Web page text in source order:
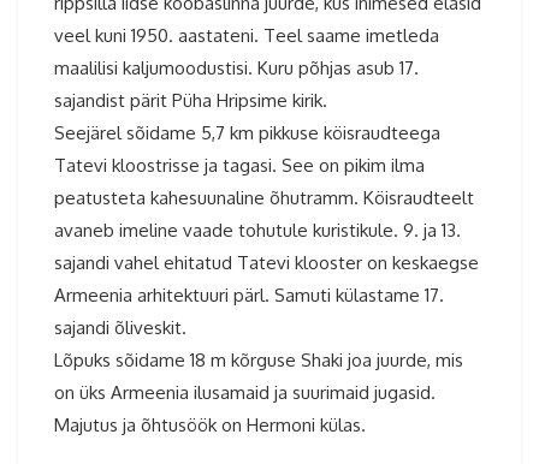
veel kuni 1950. aastateni. Teel saame imetleda
maalilisi kaljumoodustisi. Kuru põhjas asub 17.
sajandist pärit Püha Hripsime kirik.
Seejärel sõidame 5,7 km pikkuse köisraudteega
Tatevi kloostrisse ja tagasi. See on pikim ilma
peatusteta kahesuunaline õhutramm. Köisraudteelt
avaneb imeline vaade tohutule kuristikule. 9. ja 13.
sajandi vahel ehitatud Tatevi klooster on keskaegse
Armeenia arhitektuuri pärl. Samuti külastame 17.
sajandi õliveskit.
Lõpuks sõidame 18 m kõrguse Shaki joa juurde, mis
on üks Armeenia ilusamaid ja suurimaid jugasid.
Majutus ja õhtusöök on Hermoni külas.